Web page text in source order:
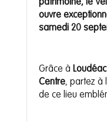
patrimoine, le
ouvre
samedi 20
Grâce à
Centre, partez à
de ce lieu